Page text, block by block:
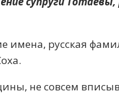
имена, русская
не совсем